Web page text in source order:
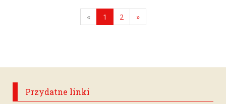
« 1 2 »
Przydatne linki